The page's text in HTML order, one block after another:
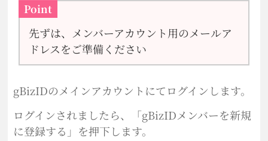
Point
先ずは、メンバーアカウント用のメールア
ドレスをご準備ください
gBizIDのメインアカウントにてログインします。
ログインされましたら、「gBizIDメンバーを新規
に登録する」を押下します。